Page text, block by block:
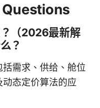
（2026最新解
？
需求、供给、舱位
态定价算法的应